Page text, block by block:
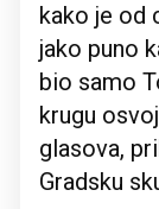
kako je od
jako puno
bio samo
krugu
glasova,
Gradsku